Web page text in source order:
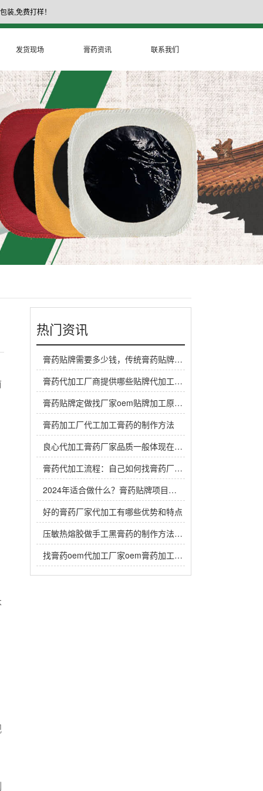
装,免费打样！
发货现场 膏药资讯 联系我们
热门资讯
膏药贴牌需要多少钱，传统膏药贴牌厂家一般怎么收费
膏药代加工厂商提供哪些贴牌代加工定制服务？
膏药贴牌定做找厂家oem贴牌加工原料谁来提供？
膏药加工厂代工加工膏药的制作方法
良心代加工膏药厂家品质一般体现在哪里？
膏药代加工流程：自己如何找膏药厂家代工生产做膏药
2024年适合做什么？膏药贴牌项目是个赚钱机会
好的膏药厂家代加工有哪些优势和特点
压敏热熔胶做手工黑膏药的制作方法，热熔胶在黑膏药中放多少？
找膏药oem代加工厂家oem膏药加工生产注意事项有哪些？